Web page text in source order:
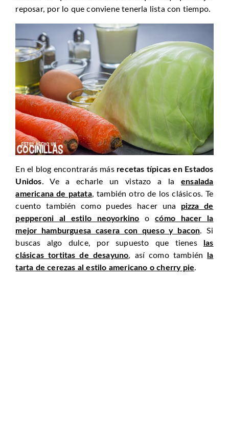
reposar, por lo que conviene tenerla lista con tiempo.
En el blog encontrarás más recetas típicas en Estados
Unidos. Ve a echarle un vistazo a la ensalada
americana de patata, también otro de los clásicos. Te
cuento también como puedes hacer una pizza de
pepperoni al estilo neoyorkino ocómo hacer la
mejor hamburguesa casera con queso y bacon. Si
buscas algo dulce, por supuesto que tienes
las
clásicas tortitas de desayuno, así como también
la
tarta de cerezas al estilo americano o cherry pie.